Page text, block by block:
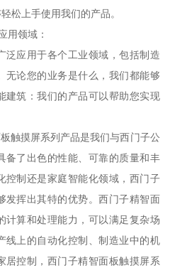
松上手使用我们的产品。
用领域：
泛应用于各个工业领域，包括制造
无论您的业务是什么，我们都能够
建筑：我们的产品可以帮助您实现
摸屏系列产品是我们与西门子公
备了出色的性能、可靠的质量和丰
控制还是家庭智能化领域，西门子
发挥出其特的优势。西门子精智面
计算和处理能力，可以满足复杂场
线上的自动化控制、制造业中的机
居控制，西门子精智面板触摸屏系